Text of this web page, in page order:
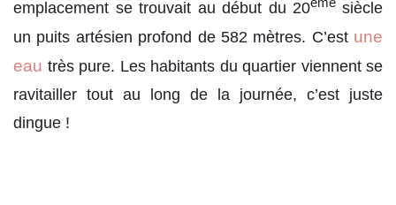
emplacement se trouvait au début du 20
siècle
un puits artésien profond de 582 mètres. C’est une
eau très pure. Les habitants du quartier viennent se
ravitailler tout au long de la journée, c’est juste
dingue !